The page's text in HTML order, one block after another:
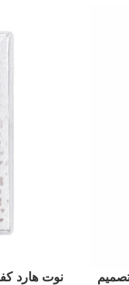
11×7.5 سم بتصميم